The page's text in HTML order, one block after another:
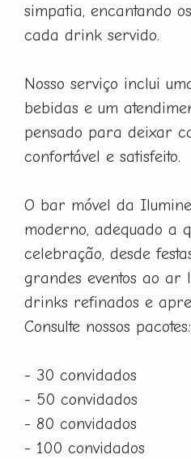
simpatia, encantando
cada drink servido.
Nosso serviço inclui
bebidas e um
pensado para deixar
confortável e satisfeito.
O bar móvel da
moderno, adequado a
celebração, desde
grandes eventos ao ar
drinks refinados e
Consulte nossos pacotes:
- 30 convidados
- 50 convidados
- 80 convidados
- 100 convidados